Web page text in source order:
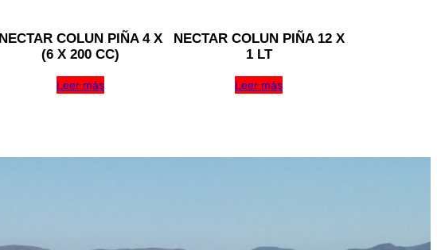
NECTAR COLUN PIÑA 4 X
(6 X 200 CC)
Leer más
NECTAR COLUN PIÑA 12 X
1 LT
Leer más